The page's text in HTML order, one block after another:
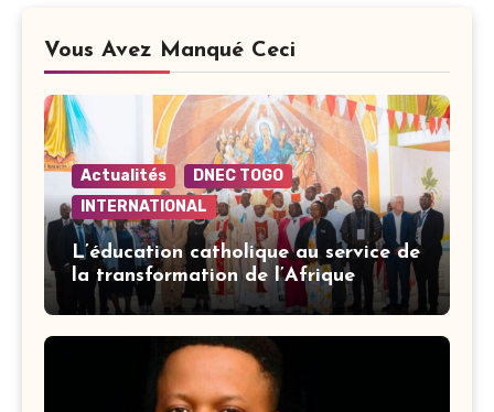
Vous Avez Manqué Ceci
Actualités
DNEC TOGO
INTERNATIONAL
L’éducation catholique au service de
la transformation de l’Afrique